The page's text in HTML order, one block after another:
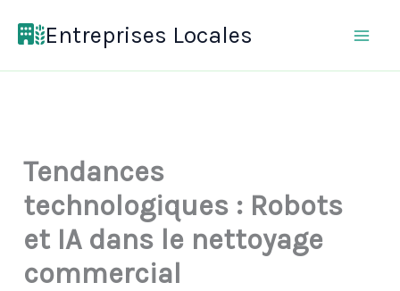
Entreprises Locales
Tendances
technologiques : Robots
et IA dans le nettoyage
commercial